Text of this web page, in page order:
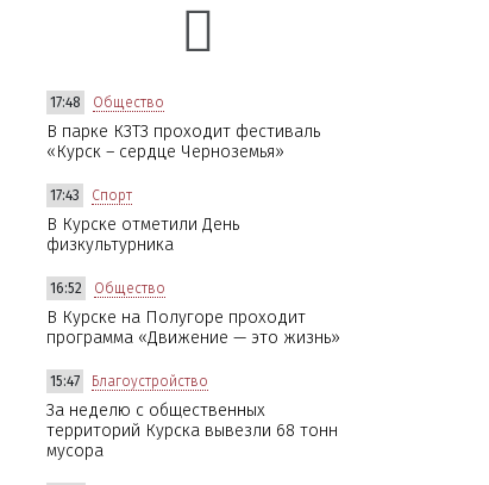
17:48 Общество
В парке КЗТЗ проходит фестиваль
«Курск – сердце Черноземья»
17:43 Спорт
В Курске отметили День
физкультурника
16:52 Общество
В Курске на Полугоре проходит
программа «Движение — это жизнь»
15:47 Благоустройство
За неделю с общественных
территорий Курска вывезли 68 тонн
мусора